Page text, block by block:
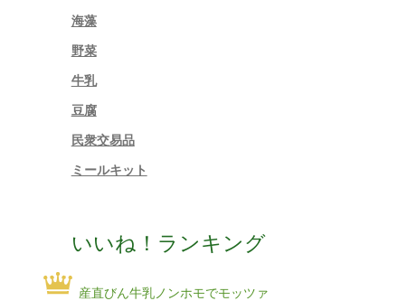
海藻
野菜
牛乳
豆腐
民衆交易品
ミールキット
いいね！ランキング
産直びん牛乳ノンホモでモッツァ